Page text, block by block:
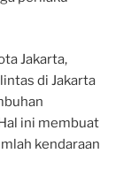
Jakarta,
di Jakarta
ini membuat
kendaraan